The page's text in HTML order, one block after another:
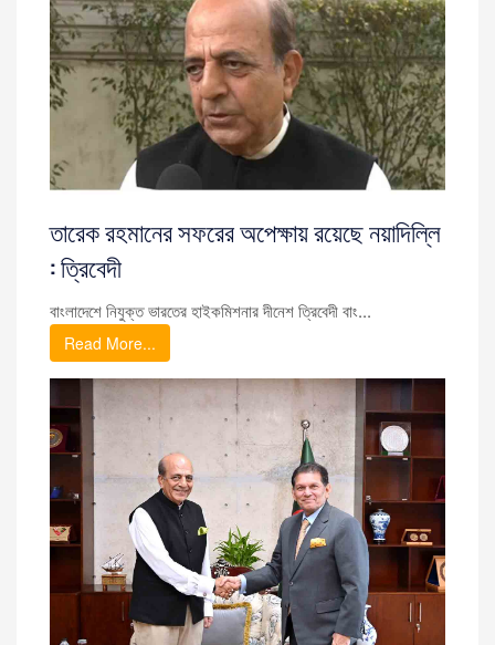
তারেক রহমানের সফরের অপেক্ষায় রয়েছে নয়াদিল্লি
: ত্রিবেদী
বাংলাদেশে নিযুক্ত ভারতের হাইকমিশনার দীনেশ ত্রিবেদী বাং...
Read More...